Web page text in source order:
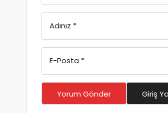
Adınız *
E-Posta *
Yorum Gönder Giriş